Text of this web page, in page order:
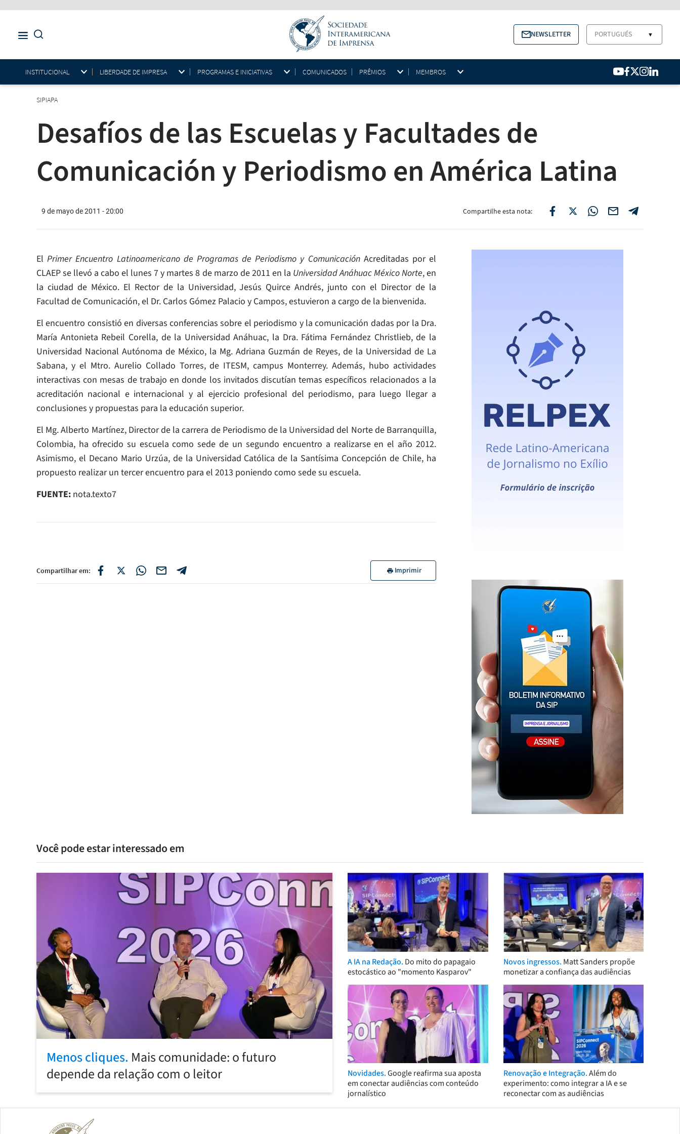
NEWSLETTER PORTUGUÉS ▼
INSTITUCIONAL LIBERDADE DE IMPRESA PROGRAMAS E INICIATIVAS COMUNICADOS PRÊMIOS MEMBROS
SIPIAPA
Desafíos de las Escuelas y Facultades de
Comunicación y Periodismo en América Latina
9 de mayo de 2011 - 20:00 Compartilhe esta nota:
ElPrimer Encuentro Latinoamericano de Programas de Periodismo y ComunicaciónAcreditadas por el
CLAEP se llevó a cabo el lunes 7 y martes 8 de marzo de 2011 en la Universidad Anáhuac México Norte, en
la ciudad de México. El Rector de la Universidad, Jesús Quirce Andrés, junto con el Director de la
Facultad de Comunicación, el Dr. Carlos Gómez Palacio y Campos, estuvieron a cargo de la bienvenida.
El encuentro consistió en diversas conferencias sobre el periodismo y la comunicación dadas por la Dra.
María Antonieta Rebeil Corella, de la Universidad Anáhuac, la Dra. Fátima Fernández Christlieb, de la
Universidad Nacional Autónoma de México, la Mg. Adriana Guzmán de Reyes, de la Universidad de La
Sabana, y el Mtro. Aurelio Collado Torres, de ITESM, campus Monterrey. Además, hubo actividades
interactivas con mesas de trabajo en donde los invitados discutían temas específicos relacionados a la
acreditación nacional e internacional y al ejercicio profesional del periodismo, para luego llegar a
conclusiones y propuestas para la educación superior.
El Mg. Alberto Martínez, Director de la carrera de Periodismo de la Universidad del Norte de Barranquilla,
Colombia, ha ofrecido su escuela como sede de un segundo encuentro a realizarse en el año 2012.
Asimismo, el Decano Mario Urzúa, de la Universidad Católica de la Santísima Concepción de Chile, ha
propuesto realizar un tercer encuentro para el 2013 poniendo como sede su escuela.
FUENTE: nota.texto7
Compartilhar em: Imprimir
Você pode estar interessado em
Menos cliques. Mais comunidade: o futuro
depende da relação com o leitor
A IA na Redação. Do mito do papagaio
estocástico ao "momento Kasparov"
Novos ingressos. Matt Sanders propõe
monetizar a confiança das audiências
Novidades.Google reafirma sua aposta
em conectar audiências com conteúdo
jornalístico
Renovação e Integração.Além do
experimento: como integrar a IA e se
reconectar com as audiências